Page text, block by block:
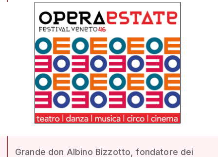
Grande don Albino Bizzotto, fondatore dei